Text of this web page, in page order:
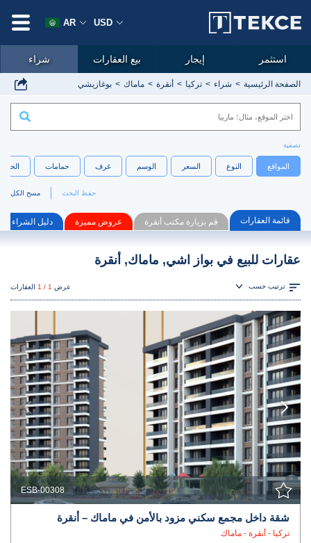
الصفحة الرئيسية شراء تركيا أنقرة ماماك بوغازيشي
تصفية
المواقع النوع السعر الوسم غرف حمامات الحجم
مسح الكل حفظ البحث
قائمة العقارات قم بزيارة مكتب أنقرة عروض مميزة دليل الشراء
عقارات للبيع في بواز اشي, ماماك, أنقرة
ترتيب حسب عرض 1 / 1 العقارات
ESB-00308
شقة داخل مجمع سكني مزود بالأمن في ماماك – أنقرة
تركيا - أنقرة - ماماك
USD
AR
شراء بيع العقارات إيجار استثمر